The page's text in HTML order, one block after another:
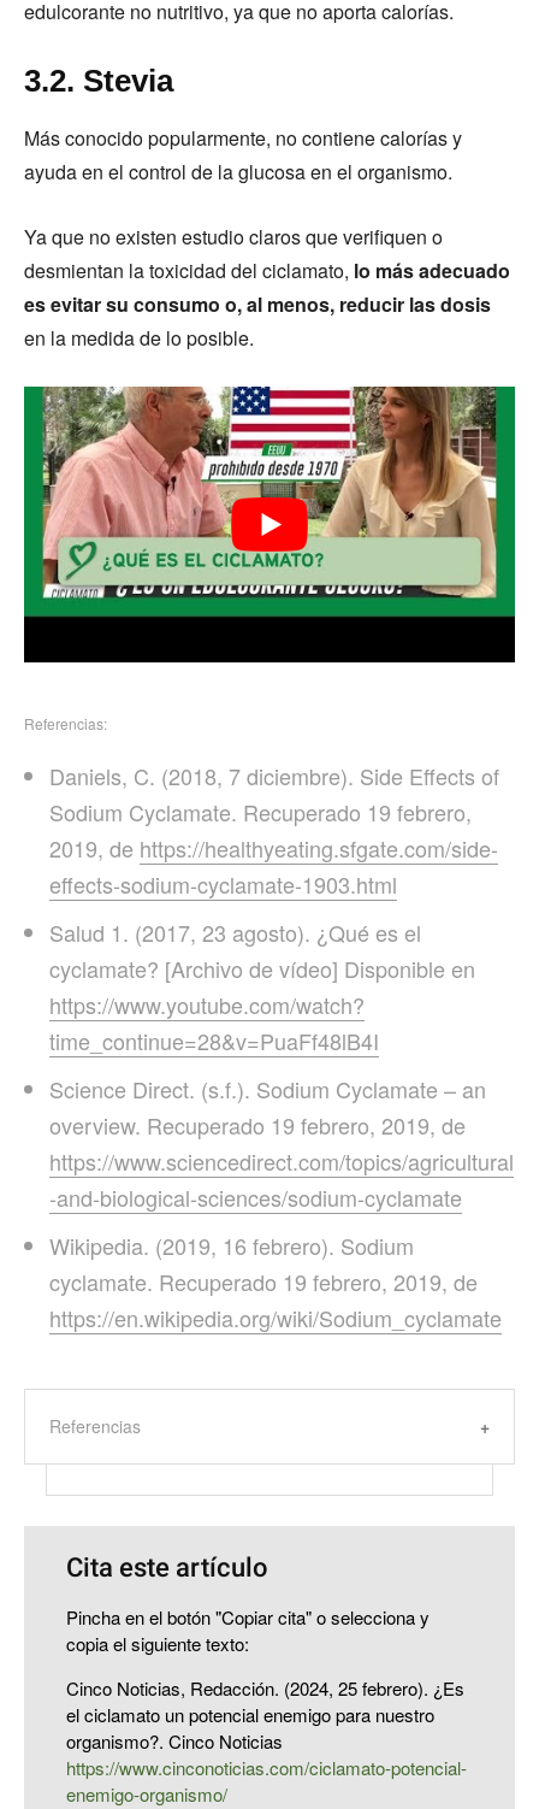
edulcorante no nutritivo, ya que no aporta calorías.
3.2. Stevia
Más conocido popularmente, no contiene calorías y
ayuda en el control de la glucosa en el organismo.
Ya que no existen estudio claros que verifiquen o
desmientan la toxicidad del ciclamato, lo más adecuado
es evitar su consumo o, al menos, reducir las dosis
en la medida de lo posible.
Referencias:
Daniels, C. (2018, 7 diciembre). Side Effects of
Sodium Cyclamate. Recuperado 19 febrero,
2019, de https://healthyeating.sfgate.com/side-
effects-sodium-cyclamate-1903.html
Salud 1. (2017, 23 agosto). ¿Qué es el
cyclamate? [Archivo de vídeo] Disponible en
https://www.youtube.com/watch?
time_continue=28&v=PuaFf48lB4I
Science Direct. (s.f.). Sodium Cyclamate – an
overview. Recuperado 19 febrero, 2019, de
https://www.sciencedirect.com/topics/agricultural
-and-biological-sciences/sodium-cyclamate
Wikipedia. (2019, 16 febrero). Sodium
cyclamate. Recuperado 19 febrero, 2019, de
https://en.wikipedia.org/wiki/Sodium_cyclamate
Referencias
Cita este artículo
Pincha en el botón "Copiar cita" o selecciona y
copia el siguiente texto:
Cinco Noticias, Redacción. (2024, 25 febrero). ¿Es
el ciclamato un potencial enemigo para nuestro
organismo?. Cinco Noticias
https://www.cinconoticias.com/ciclamato-potencial-
enemigo-organismo/